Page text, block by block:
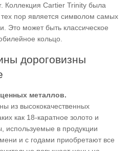
Коллекция Cartier Trinity была
пор является символом самых
Это может быть классическое
кольцо.
дороговизны
металлов.
из высококачественных
как 18-каратное золото и
используемые в продукции
и с годами приобретают все